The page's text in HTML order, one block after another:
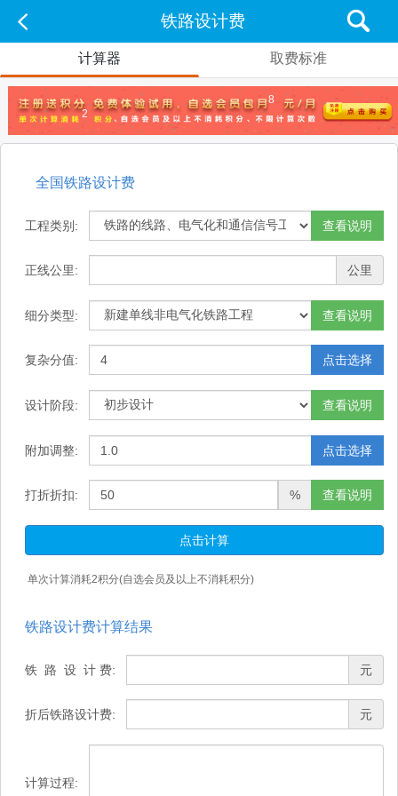
铁路设计费
计算器 取费标准
8
2
全国铁路设计费
工程类别: 查看说明
正线公里: 公里
细分类型: 查看说明
复杂分值: 点击选择
设计阶段: 查看说明
附加调整: 点击选择
打折折扣: % 查看说明
点击计算
单次计算消耗2积分(自选会员及以上不消耗积分)
铁路设计费计算结果
铁 路 设 计 费: 元
折后铁路设计费: 元
计算过程: